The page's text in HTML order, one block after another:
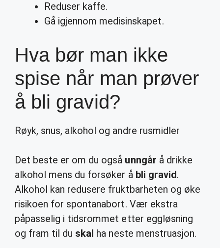
Reduser kaffe.
Gå igjennom medisinskapet.
Hva bør man ikke
spise når man prøver
å bli gravid?
Røyk, snus, alkohol og andre rusmidler
Det beste er om du også unngår å drikke
alkohol mens du forsøker å bli gravid.
Alkohol kan redusere fruktbarheten og øke
risikoen for spontanabort. Vær ekstra
påpasselig i tidsrommet etter eggløsning
og fram til du skal ha neste menstruasjon.